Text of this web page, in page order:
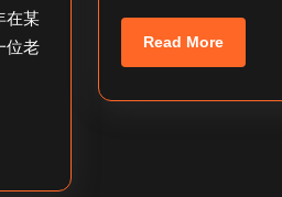
在某
位老
Read MoreRead
More